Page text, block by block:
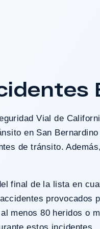
Vial de
en San
de tránsito.
final de la lista en
menos 80 heridos o